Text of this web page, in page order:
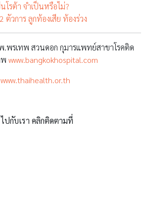
โรต้า จำเป็นหรือไม่?
ตัวการ ลูกท้องเสีย ท้องร่วง
พรเทพ สวนดอก กุมารแพทย์สาขาโรคติด
พ www.bangkokhospital.com
www.thaihealth.or.th
ปกับเรา คลิกติดตามที่